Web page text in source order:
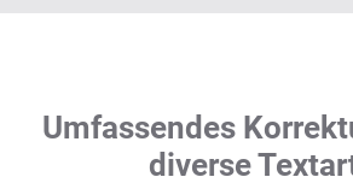
Umfassendes
diverse